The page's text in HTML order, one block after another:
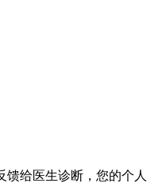
馈给医生诊断，您的个人